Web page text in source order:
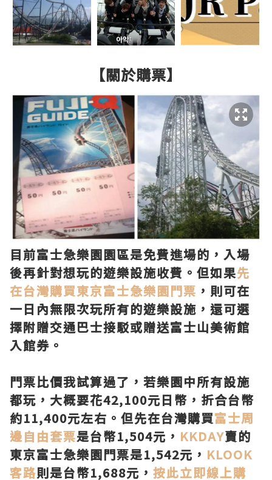
【關於購票】
目前富士急樂園園區是免費進場的，入場
後再針對想玩的遊樂設施收費。但如果先
在台灣購買東京富士急樂園門票 ，則可在
一日內無限次玩所有的遊樂設施，還可選
擇附贈交通巴士接駁或贈送富士山美術館
入館券。
門票比價我試算過了，若樂園中所有設施
都玩，大概要花42,100元日幣，折合台幣
約11,400元左右。但先在台灣購買富士周
邊自由套票是台幣1,504元， KKDAY賣的
東京富士急樂園門票是1,542元， KLOOK
客路則是台幣1,688元， 按此立即線上購